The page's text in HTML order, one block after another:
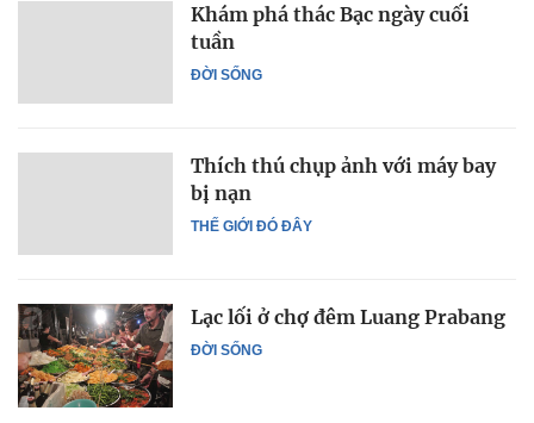
ĐỜI SỐNG
Khám phá thác Bạc ngày cuối
tuần
THẾ GIỚI ĐÓ ĐÂY
Thích thú chụp ảnh với máy bay
bị nạn
ĐỜI SỐNG
Lạc lối ở chợ đêm Luang Prabang